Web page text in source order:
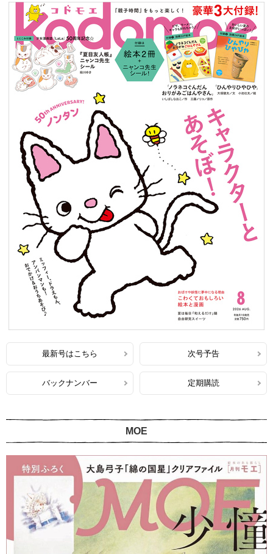
最新号はこちら 次号予告
バックナンバー 定期購読
MOE